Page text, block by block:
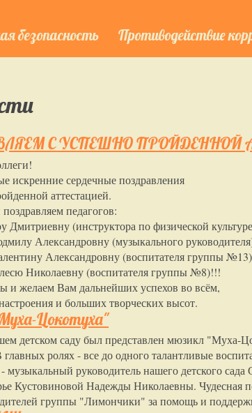
безопасность Противодействие
С УСПЕШНО ПРОЙДЕННОЙ
искренние сердечные поздравления
аттестацией.
педагогов:
Дмитриевну (инструктора по физической
Александровну (музыкального
Александровну (воспитателя группы
Николаевну (воспитателя группы №8)!!!
и желаем Вам дальнейших успехов во всём,
и больших творческих высот.
Цокотуха"
детском саду был представлен мюзикл "Муха-
главных ролях - все до одного талантливые
музыкальный руководитель нашего детского
Кустовиновой Надежды Николаевны. Чудесная
группы "Лимончики" за помощь и